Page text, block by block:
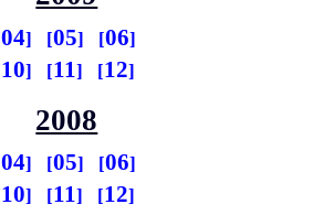
04 05
06
10 11 12
2008
04 05
06
10 11 12